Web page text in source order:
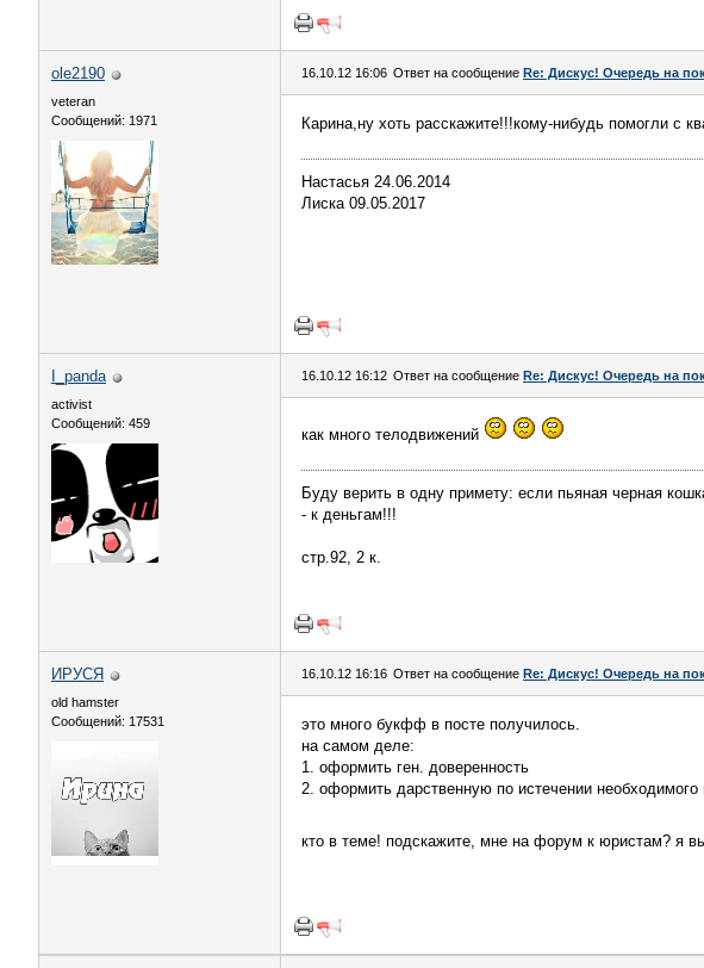
ole2190
veteran
Сообщений: 1971
16.10.12 16:06 Ответ на сообщение Re: Дискус! Очередь на
Карина,ну хоть расскажите!!!кому-нибудь помогли с
Настасья 24.06.2014
Лиска 09.05.2017
I_panda
activist
Сообщений: 459
16.10.12 16:12 Ответ на сообщение Re: Дискус! Очередь на
как много телодвижений
Буду верить в одну примету: если пьяная черная
- к деньгам!!!
стр.92, 2 к.
ИРУСЯ
old hamster
Сообщений: 17531
16.10.12 16:16 Ответ на сообщение Re: Дискус! Очередь на
это много букфф в посте получилось.
на самом деле:
1. оформить ген. доверенность
2. оформить дарственную по истечении необходимого
кто в теме! подскажите, мне на форум к юристам? я